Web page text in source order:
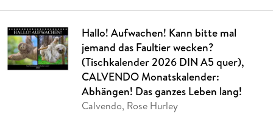
Hallo! Aufwachen! Kann bitte mal
jemand das Faultier wecken?
(Tischkalender 2026 DIN A5 quer),
CALVENDO Monatskalender:
Abhängen! Das ganzes Leben lang!
Calvendo, Rose Hurley